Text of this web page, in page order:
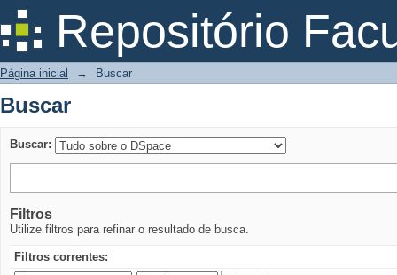
Repositório
Buscar
Página inicial → Buscar
Buscar
Buscar:
Filtros
Utilize filtros para refinar o resultado de busca.
Filtros correntes: